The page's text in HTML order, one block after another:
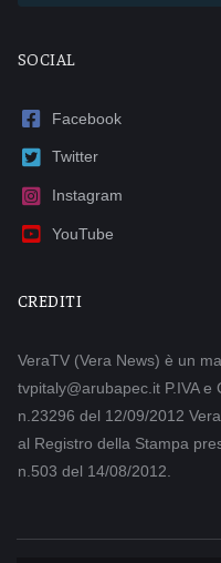
SOCIAL
Facebook
Twitter
Instagram
YouTube
CREDITI
VeraTV (Vera News) è un
tvpitaly@arubapec.it P.IVA
n.23296 del 12/09/2012
al Registro della Stampa
n.503 del 14/08/2012.